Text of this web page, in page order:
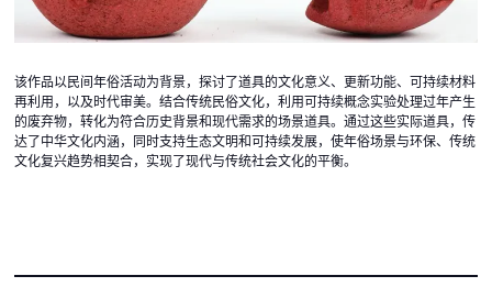
该作品以民间年俗活动为背景，探讨了道具的文化意义、更新功能、可持续材料
再利用，以及时代审美。结合传统民俗文化，利用可持续概念实验处理过年产生
的废弃物，转化为符合历史背景和现代需求的场景道具。通过这些实际道具，传
达了中华文化内涵，同时支持生态文明和可持续发展，使年俗场景与环保、传统
文化复兴趋势相契合，实现了现代与传统社会文化的平衡。